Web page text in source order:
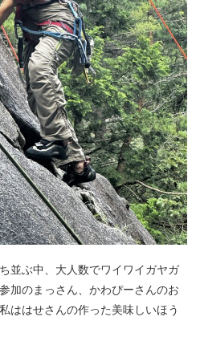
並ぶ中、大人数でワイワイガヤガ
加のまっさん、かわぴーさんのお
ははせさんの作った美味しいほう